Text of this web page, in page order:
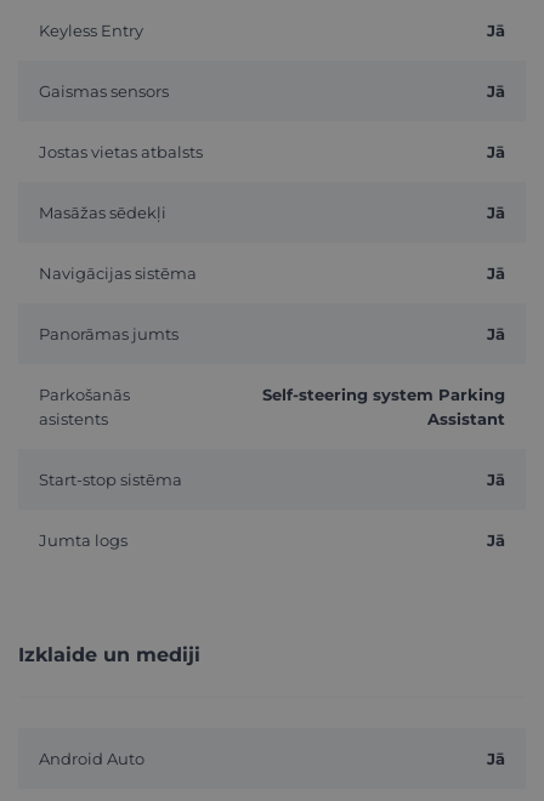
Keyless Entry Jā
Gaismas sensors Jā
Jostas vietas atbalsts Jā
Masāžas sēdekļi Jā
Navigācijas sistēma Jā
Panorāmas jumts Jā
Parkošanās
asistents
Self-steering system Parking
Assistant
Start-stop sistēma Jā
Jumta logs Jā
Izklaide un mediji
Android Auto Jā